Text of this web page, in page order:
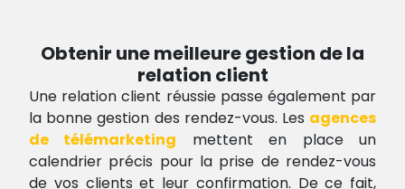
Obtenir une meilleure gestion de la
relation client
Une relation client réussie passe également par
la bonne gestion des rendez-vous. Les agences
de télémarketing mettent en place un
calendrier précis pour la prise de rendez-vous
de vos clients et leur confirmation. De ce fait,